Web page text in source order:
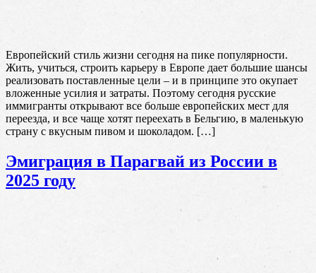
Европейский стиль жизни сегодня на пике популярности.
Жить, учиться, строить карьеру в Европе дает большие шансы
реализовать поставленные цели – и в принципе это окупает
вложенные усилия и затраты. Поэтому сегодня русские
иммигранты открывают все больше европейских мест для
переезда, и все чаще хотят переехать в Бельгию, в маленькую
страну с вкусным пивом и шоколадом. […]
Эмиграция в Парагвай из России в
2025 году